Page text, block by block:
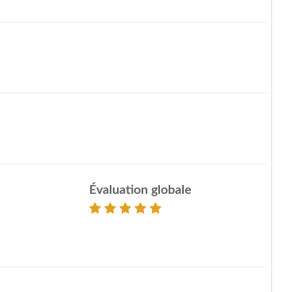
Évaluation globale